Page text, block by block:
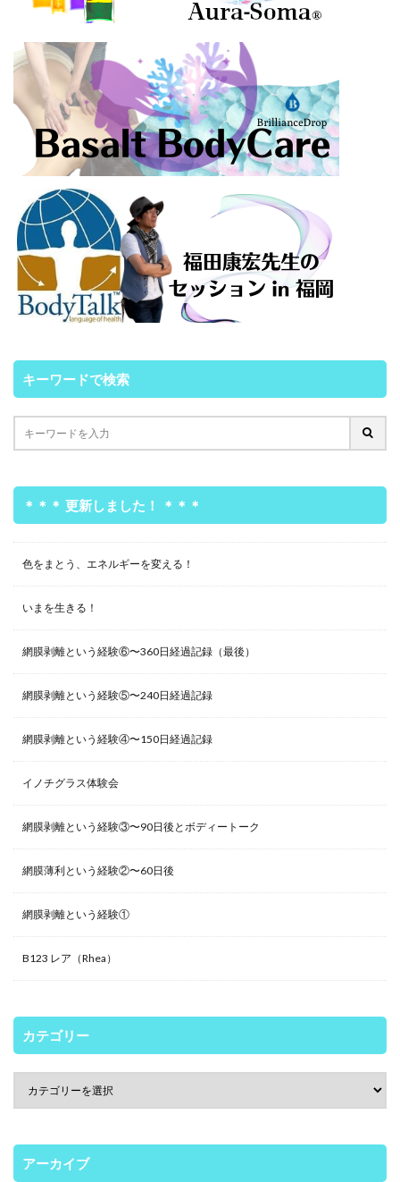
キーワードで検索
＊＊＊ 更新しました！ ＊＊＊
色をまとう、エネルギーを変える！
いまを生きる！
網膜剥離という経験⑥〜360日経過記録（最後）
網膜剥離という経験⑤〜240日経過記録
網膜剥離という経験④〜150日経過記録
イノチグラス体験会
網膜剥離という経験③〜90日後とボディートーク
網膜薄利という経験②〜60日後
網膜剥離という経験①
B123 レア（Rhea）
カテゴリー
アーカイブ